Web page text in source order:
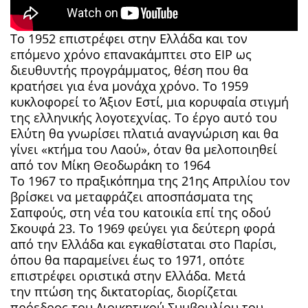
Το 1952 επιστρέφει στην Ελλάδα και τον
επόμενο χρόνο επανακάμπτει στο ΕΙΡ ως
διευθυντής προγράμματος, θέση που θα
κρατήσει για ένα μονάχα χρόνο. Το 1959
κυκλοφορεί το Άξιον Εστί, μια κορυφαία στιγμή
της ελληνικής λογοτεχνίας. Το έργο αυτό του
Ελύτη θα γνωρίσει πλατιά αναγνώριση και θα
γίνει «κτήμα του Λαού», όταν θα μελοποιηθεί
από τον Μίκη Θεοδωράκη το 1964
Το 1967 το πραξικόπημα της 21ης Απριλίου τον
βρίσκει να μεταφράζει αποσπάσματα της
Σαπφούς, στη νέα του κατοικία επί της οδού
Σκουφά 23. Το 1969 φεύγει για δεύτερη φορά
από την Ελλάδα και εγκαθίσταται στο Παρίσι,
όπου θα παραμείνει έως το 1971, οπότε
επιστρέφει οριστικά στην Ελλάδα. Μετά
την πτώση της δικτατορίας, διορίζεται